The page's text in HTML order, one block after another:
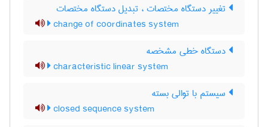
تغییر دستگاه مختصات ، تبدیل دستگاه مختصات
change of coordinates system
دستگاه خطی مشخصه
characteristic linear system
سیستم با توالی بسته
closed sequence system